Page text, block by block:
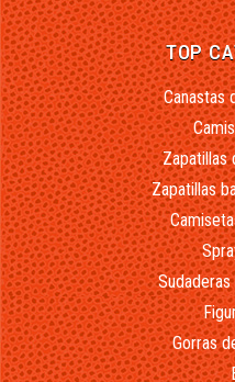
TOP
Canastas
Zapatillas
Zapatillas
Gorras